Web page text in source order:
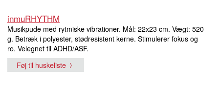
inmuRHYTHM
Musikpude med rytmiske vibrationer. Mål: 22x23 cm. Vægt: 520
g. Betræk i polyester, stødresistent kerne. Stimulerer fokus og
ro. Velegnet til ADHD/ASF.
Føj til huskeliste